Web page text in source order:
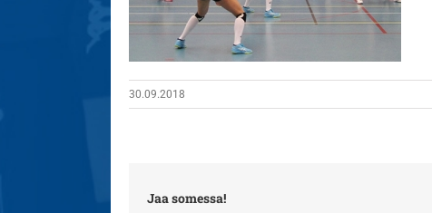
30.09.2018
Jaa somessa!